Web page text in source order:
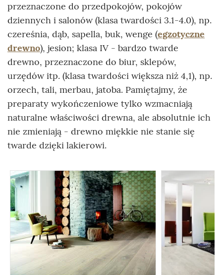
przeznaczone do przedpokojów, pokojów
dziennych i salonów (klasa twardości 3.1-4.0), np.
czereśnia, dąb, sapella, buk, wenge (egzotyczne
drewno), jesion; klasa IV - bardzo twarde
drewno, przeznaczone do biur, sklepów,
urzędów itp. (klasa twardości większa niż 4,1), np.
orzech, tali, merbau, jatoba. Pamiętajmy, że
preparaty wykończeniowe tylko wzmacniają
naturalne właściwości drewna, ale absolutnie ich
nie zmieniają - drewno miękkie nie stanie się
twarde dzięki lakierowi.